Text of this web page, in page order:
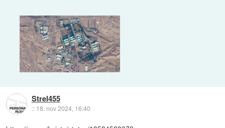
Strel455
:: 18. nov 2024, 16:40